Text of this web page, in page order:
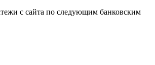
с сайта по следующим банковским